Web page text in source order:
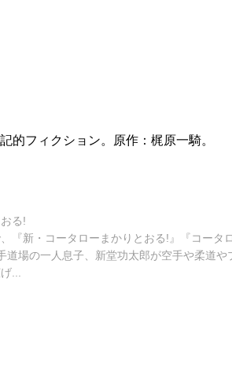
的フィクション。原作：梶原一騎。
る!
『新・コータローまかりとおる!』『コータ
道場の一人息子、新堂功太郎が空手や柔道や
...